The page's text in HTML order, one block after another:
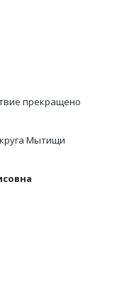
прекращено
Мытищи